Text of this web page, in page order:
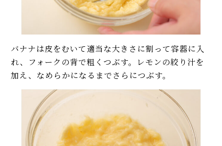
バナナは皮をむいて適当な大きさに割って容器に入
れ、フォークの背で粗くつぶす。レモンの絞り汁を
加え、なめらかになるまでさらにつぶす。